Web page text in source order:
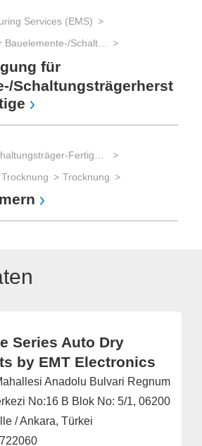
Services (EMS)
Auftragsfertigung für Bauelemente-/Schaltungsträgerherstellung
für
Schaltungsträgerherst
Trocknung
Series Auto Dry
by EMT Electronics
Anadolu Bulvari Regnum
No:16 B Blok No: 5/1, 06200
/ Ankara, Türkei